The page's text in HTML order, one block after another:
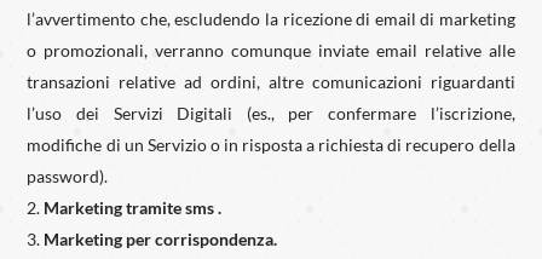
l’avvertimento che, escludendo la ricezione di email di marketing
o promozionali, verranno comunque inviate email relative alle
transazioni relative ad ordini, altre comunicazioni riguardanti
l’uso dei Servizi Digitali (es., per confermare l’iscrizione,
modifiche di un Servizio o in risposta a richiesta di recupero della
password).
Marketing tramite sms .
Marketing per corrispondenza.